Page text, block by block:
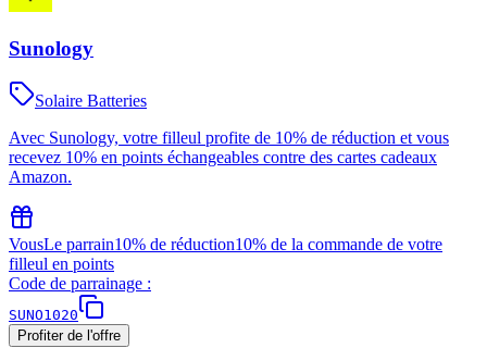
Sunology
Solaire Batteries
Avec Sunology, votre filleul profite de 10% de réduction et vous
recevez 10% en points échangeables contre des cartes cadeaux
Amazon.
VousLe parrain10% de réduction10% de la commande de votre
filleul en points
Code de parrainage :
SUNO1020
Profiter de l'offre